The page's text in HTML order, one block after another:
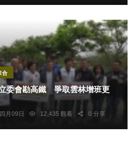
合
委會勘高鐵 爭取雲林增班更
月09日 12,435 觀看 0 分享